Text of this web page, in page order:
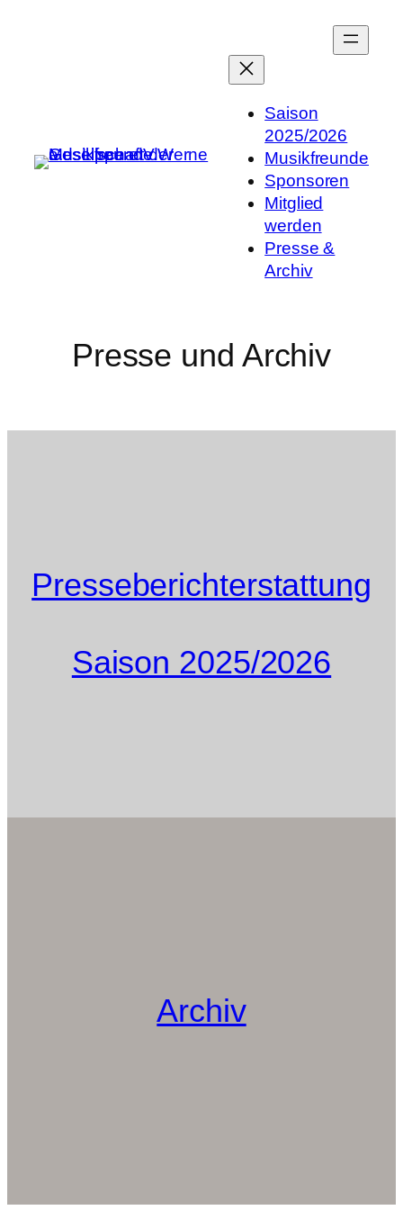
Saison
2025/2026
Musikfreunde
Sponsoren
Mitglied
werden
Presse &
Archiv
Presse und Archiv
Presseberichterstattung
Saison 2025/2026
Archiv